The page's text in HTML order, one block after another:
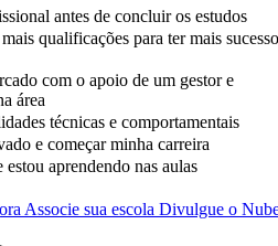
antes de concluir os estudos
qualificações para ter mais sucesso
com o apoio de um gestor e
área
técnicas e comportamentais
e começar minha carreira
aprendendo nas aulas
Associe sua escola Divulgue o